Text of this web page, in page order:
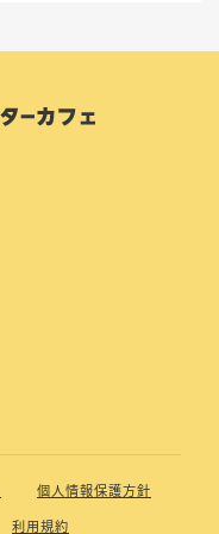
個人情報保護方針
利用規約